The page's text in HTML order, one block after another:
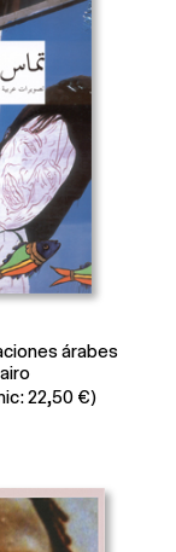
árabes
22,50 €)